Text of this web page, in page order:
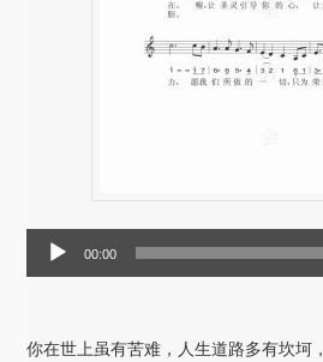
器
00:00
你在世上虽有苦难，人生道路多有坎坷，